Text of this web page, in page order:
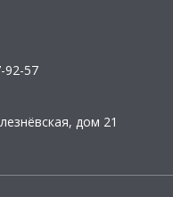
92-57
дом 21